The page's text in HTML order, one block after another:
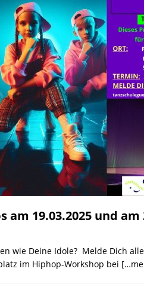
19.03.2025 und am
wie Deine Idole? Melde Dich
im Hiphop-Workshop bei